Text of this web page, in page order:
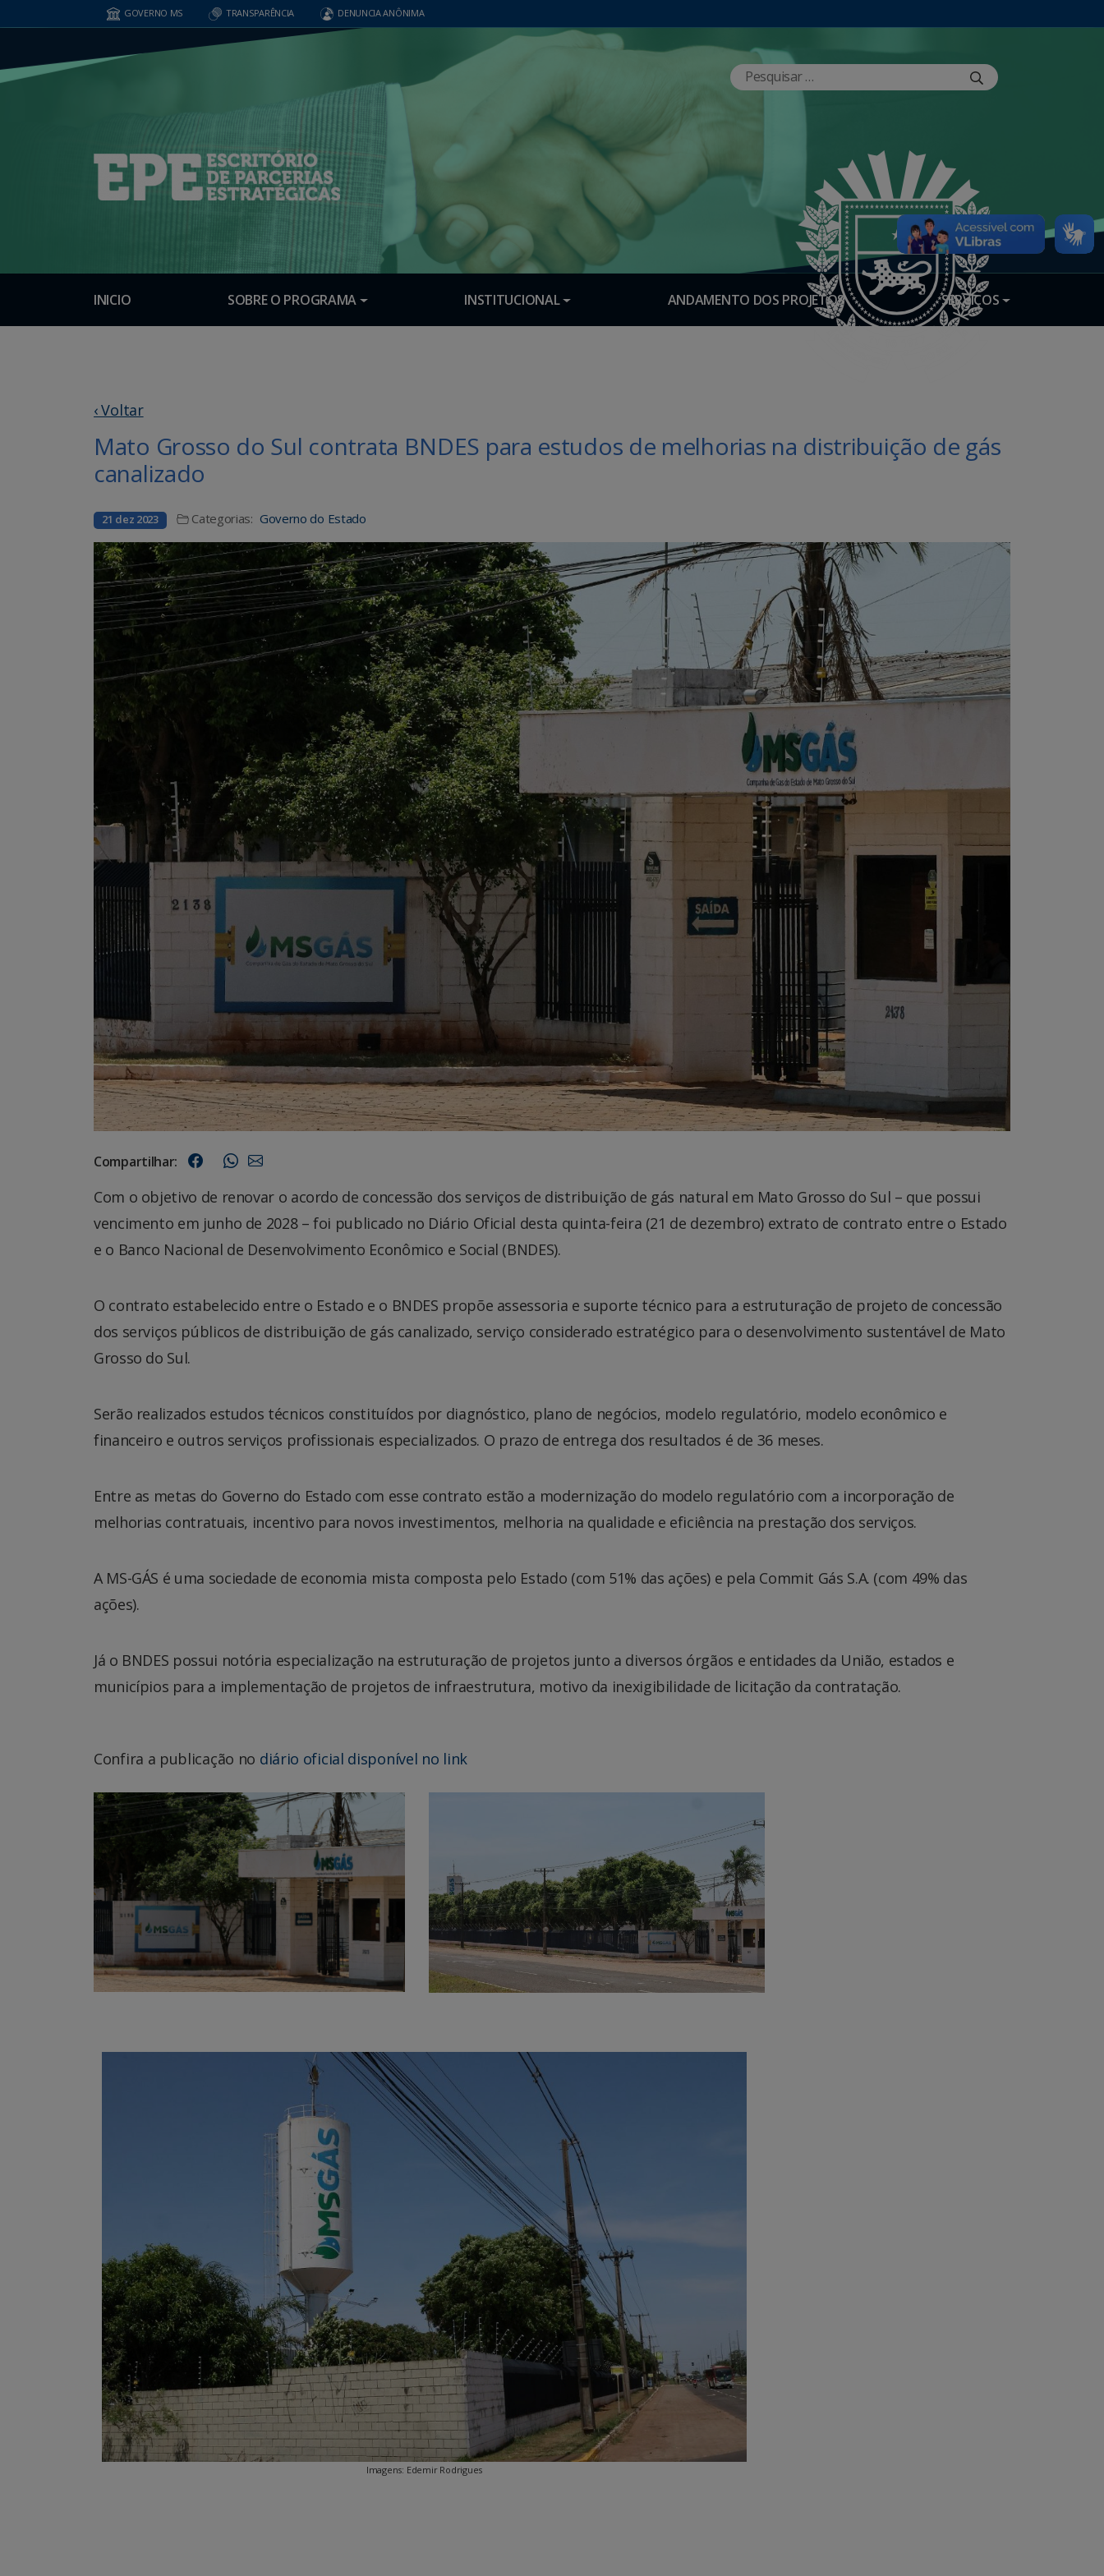
GOVERNO MS TRANSPARÊNCIA DENUNCIA ANÔNIMA
INICIO SOBRE O PROGRAMA INSTITUCIONAL ANDAMENTO DOS PROJETOS SERVIÇOS
‹ Voltar
Mato Grosso do Sul contrata BNDES para estudos de melhorias na distribuição de gás
canalizado
21 dez 2023 Categorias: Governo do Estado
Compartilhar:
Com o objetivo de renovar o acordo de concessão dos serviços de distribuição de gás natural em Mato Grosso do Sul – que possui
vencimento em junho de 2028 – foi publicado no Diário Oficial desta quinta-feira (21 de dezembro) extrato de contrato entre o Estado
e o Banco Nacional de Desenvolvimento Econômico e Social (BNDES).
O contrato estabelecido entre o Estado e o BNDES propõe assessoria e suporte técnico para a estruturação de projeto de concessão
dos serviços públicos de distribuição de gás canalizado, serviço considerado estratégico para o desenvolvimento sustentável de Mato
Grosso do Sul.
Serão realizados estudos técnicos constituídos por diagnóstico, plano de negócios, modelo regulatório, modelo econômico e
financeiro e outros serviços profissionais especializados. O prazo de entrega dos resultados é de 36 meses.
Entre as metas do Governo do Estado com esse contrato estão a modernização do modelo regulatório com a incorporação de
melhorias contratuais, incentivo para novos investimentos, melhoria na qualidade e eficiência na prestação dos serviços.
A MS-GÁS é uma sociedade de economia mista composta pelo Estado (com 51% das ações) e pela Commit Gás S.A. (com 49% das
ações).
Já o BNDES possui notória especialização na estruturação de projetos junto a diversos órgãos e entidades da União, estados e
municípios para a implementação de projetos de infraestrutura, motivo da inexigibilidade de licitação da contratação.
Confira a publicação no diário oficial disponível no link
Imagens: Edemir Rodrigues